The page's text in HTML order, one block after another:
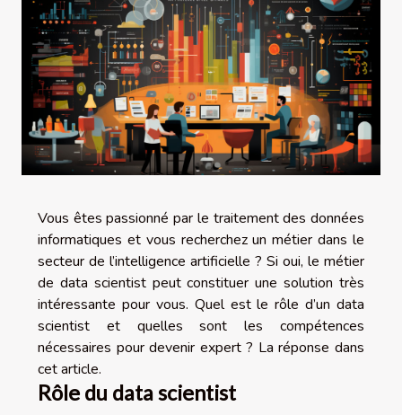
Vous êtes passionné par le traitement des données
informatiques et vous recherchez un métier dans le
secteur de l’intelligence artificielle ? Si oui, le métier
de data scientist peut constituer une solution très
intéressante pour vous. Quel est le rôle d’un data
scientist et quelles sont les compétences
nécessaires pour devenir expert ? La réponse dans
cet article.
Rôle du data scientist